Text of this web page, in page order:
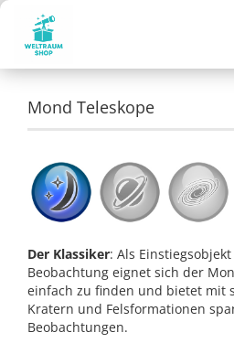
Mond Teleskope
Der Klassiker: Als
Beobachtung eignet sich der
einfach zu finden und bietet mit
Kratern und Felsformationen
Beobachtungen.